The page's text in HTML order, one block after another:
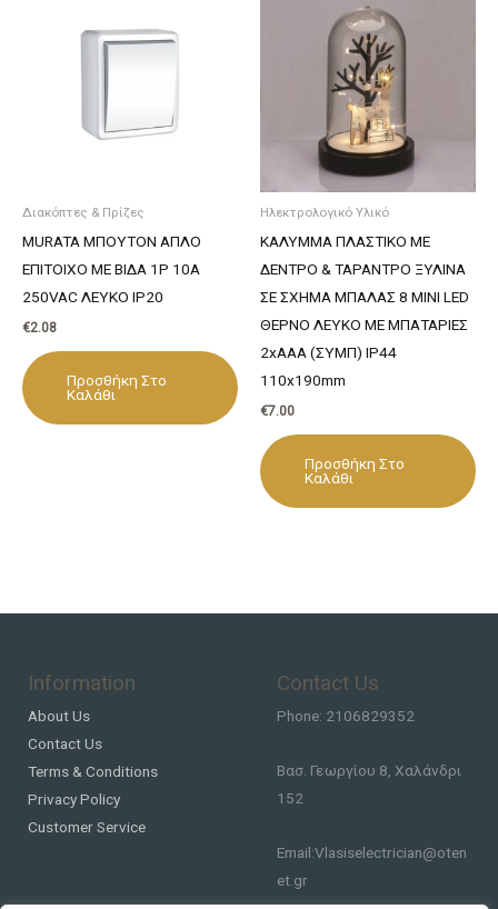
Διακόπτες & Πρίζες
MURATA ΜΠΟΥΤΟΝ ΑΠΛΟ
ΕΠΙΤΟΙΧΟ ΜΕ ΒΙΔΑ 1P 10A
250VAC ΛΕΥΚΟ IP20
€2.08
Προσθήκη Στο
Καλάθι
Ηλεκτρολογικό Υλικό
ΚΑΛΥΜΜΑ ΠΛΑΣΤΙΚΟ ΜΕ
ΔΕΝΤΡΟ & ΤΑΡΑΝΤΡΟ ΞΥΛΙΝΑ
ΣΕ ΣΧΗΜΑ ΜΠΑΛΑΣ 8 MINI LED
ΘΕΡΝΟ ΛΕΥΚΟ ΜΕ ΜΠΑΤΑΡΙΕΣ
2xAΑA (ΣΥΜΠ) IP44
110x190mm
€7.00
Προσθήκη Στο
Καλάθι
Information
About Us
Contact Us
Terms & Conditions
Privacy Policy
Customer Service
Contact Us
Phone: 2106829352
Βασ. Γεωργίου 8, Χαλάνδρι
152
Email:Vlasiselectrician@oten
et.gr